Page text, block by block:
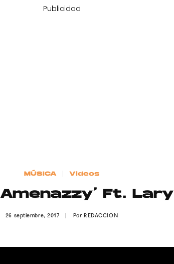
Publicidad
MÚSICA Videos
Ft. Lary
26 septiembre, 2017 PorREDACCION